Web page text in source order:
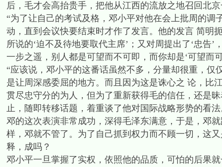
后，毛才会高抬贵手，把他从江西的流放之地召回北
“为了让自己的考试及格，邓小平对他在会上批周的
动，直到会议快要结束时才作了发言。他的发言 简明
所说的‘迫不及待地要取代主席’；又对周提出了‘忠告
一步之遥，别人都是可望而不可即，而你却是‘可望而
“应该说，邓小平的这番话虽然不多，分量却很重，
是让周深感委屈的地方。而且因为这是诛心之 论，比
贯尽忠守分的为人，但为了重新获得毛的信任，还是
止，随即转移话题，着重谈了他对国际战略形势的看
邓的这次表演非常成功，深得毛泽东满意，于是，邓
样，邓就不管了。为了自己抓到权力而不顾一切，这
释，成吗？
邓小平一旦掌握了实权，依照他的品质，可怕的后果